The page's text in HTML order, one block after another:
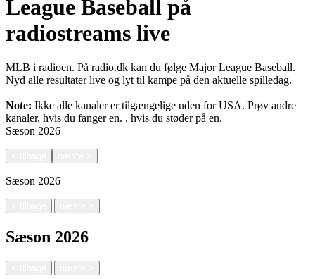
League Baseball på
radiostreams live
MLB i radioen. På radio.dk kan du følge Major League Baseball.
Nyd alle resultater live og lyt til kampe på den aktuelle spilledag.
Note: Ikke alle kanaler er tilgængelige uden for USA. Prøv andre
kanaler, hvis du fanger en. , hvis du støder på en.
Sæson 2026
Sæson 2026
|
Sæson 2026
|